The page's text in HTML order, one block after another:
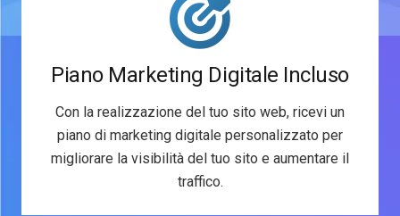
Piano Marketing Digitale Incluso
Con la realizzazione del tuo sito web, ricevi un
piano di marketing digitale personalizzato per
migliorare la visibilità del tuo sito e aumentare il
traffico.